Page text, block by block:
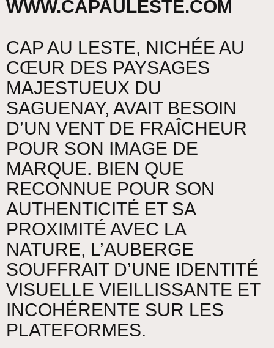
WWW.CAPAULESTE.COM
CAP AU LESTE, NICHÉE AU
CŒUR DES PAYSAGES
MAJESTUEUX DU
SAGUENAY, AVAIT BESOIN
D’UN VENT DE FRAÎCHEUR
POUR SON IMAGE DE
MARQUE. BIEN QUE
RECONNUE POUR SON
AUTHENTICITÉ ET SA
PROXIMITÉ AVEC LA
NATURE, L’AUBERGE
SOUFFRAIT D’UNE IDENTITÉ
VISUELLE VIEILLISSANTE ET
INCOHÉRENTE SUR LES
PLATEFORMES.